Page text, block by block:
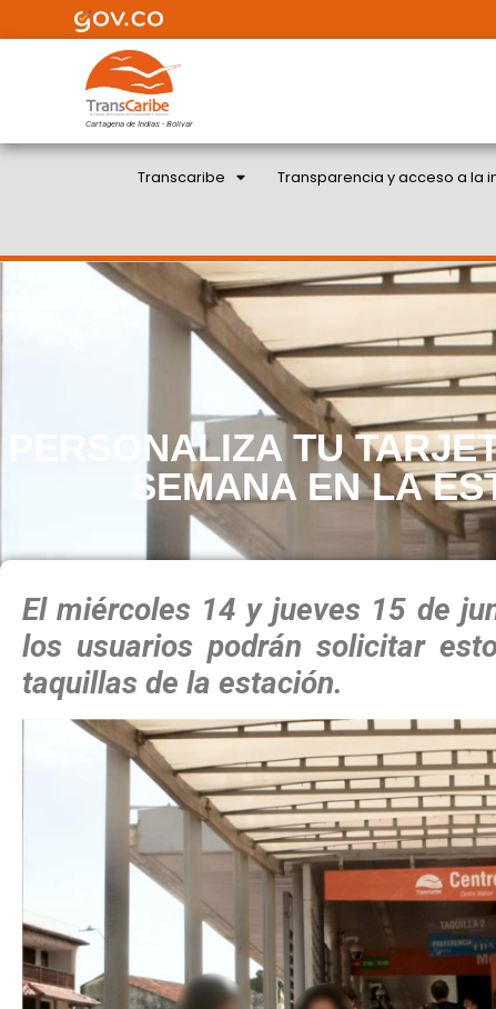
Cartagena de Indias - Bolivar
Transcaribe Transparencia y acceso a la
PERSONALIZA TU
SEMANA EN LA
El miércoles 14 y jueves 15 de
los usuarios podrán solicitar
taquillas de la estación.